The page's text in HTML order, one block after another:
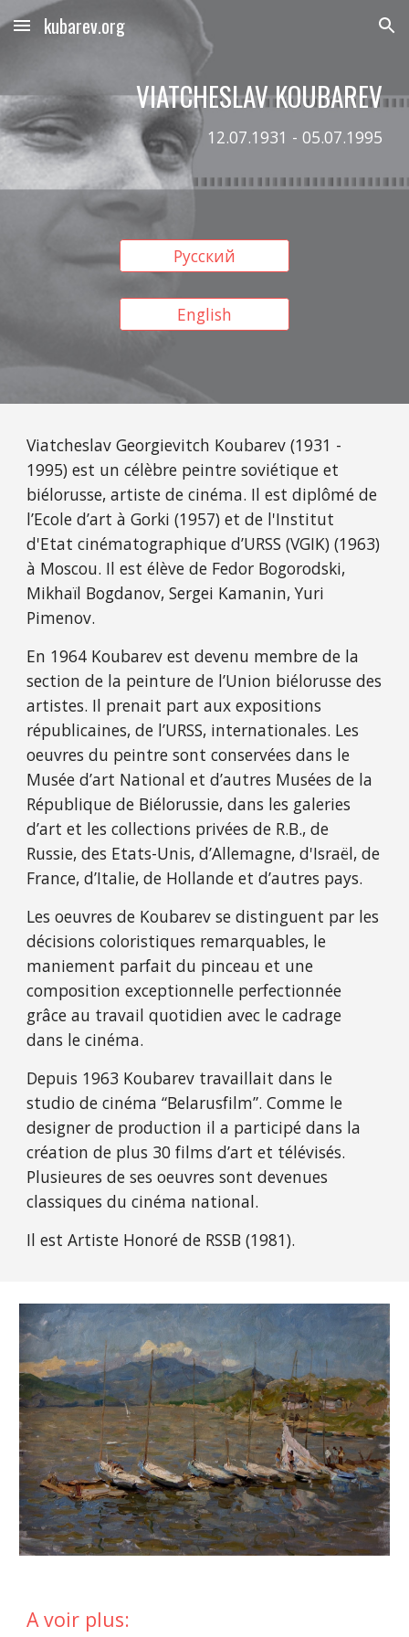
Skip to main content Skip to navigation
kubarev.org
VIATCHESLAV KOUBAREV
12.07.1931 - 05.07.1995
Русский
English
Viatcheslav Georgievitch Koubarev (1931 -
1995) est un célèbre peintre soviétique et
biélorusse, artiste de cinéma. Il est diplômé de
l’Ecole d’art à Gorki (1957) et de l'Institut
d'Etat cinématographique d’URSS (VGIK) (1963)
à Moscou. Il est élève de Fedor Bogorodski,
Mikhaïl Bogdanov, Sergei Kamanin, Yuri
Pimenov.
En 1964 Koubarev est devenu membre de la
section de la peinture de l’Union biélorusse des
artistes. Il prenait part aux expositions
républicaines, de l’URSS, internationales. Les
oeuvres du peintre sont conservées dans le
Musée d’art National et d’autres Musées de la
République de Biélorussie, dans les galeries
d’art et les collections privées de R.B., de
Russie, des Etats-Unis, d’Allemagne, d'Israël, de
France, d’Italie, de Hollande et d’autres pays.
Les oeuvres de Koubarev se distinguent par les
décisions coloristiques remarquables, le
maniement parfait du pinceau et une
composition exceptionnelle perfectionnée
grâce au travail quotidien avec le cadrage
dans le cinéma.
Depuis 1963 Koubarev travaillait dans le
studio de cinéma “Belarusfilm”. Comme le
designer de production il a participé dans la
création de plus 30 films d’art et télévisés.
Plusieures de ses oeuvres sont devenues
classiques du cinéma national.
Il est Artiste Honoré de RSSB (1981).
A voir plus: